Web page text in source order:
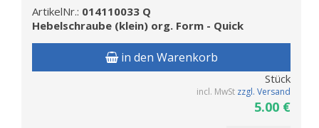
ArtikelNr.: 014110033 Q
Hebelschraube (klein) org. Form - Quick
in den Warenkorb
Stück
incl. MwSt zzgl. Versand
5.00 €